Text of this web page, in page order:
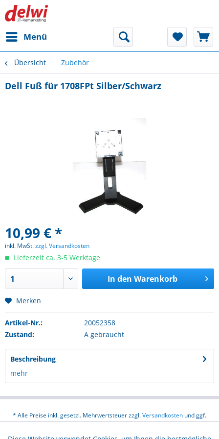
Menü
Übersicht Zubehör
Dell Fuß für 1708FPt Silber/Schwarz
10,99 € *
inkl. MwSt.zzgl. Versandkosten
Lieferzeit ca. 3-5 Werktage
In den Warenkorb
Merken
Artikel-Nr.:
20052358
Zustand:
A gebraucht
Beschreibung
mehr
* Alle Preise inkl. gesetzl. Mehrwertsteuer zzgl.Versandkosten und ggf.